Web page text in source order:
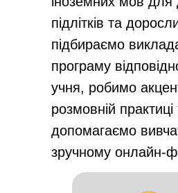
підлітків та
підбираємо
програму
учня, робимо
розмовній практиці
допомагаємо
зручному онлайн-